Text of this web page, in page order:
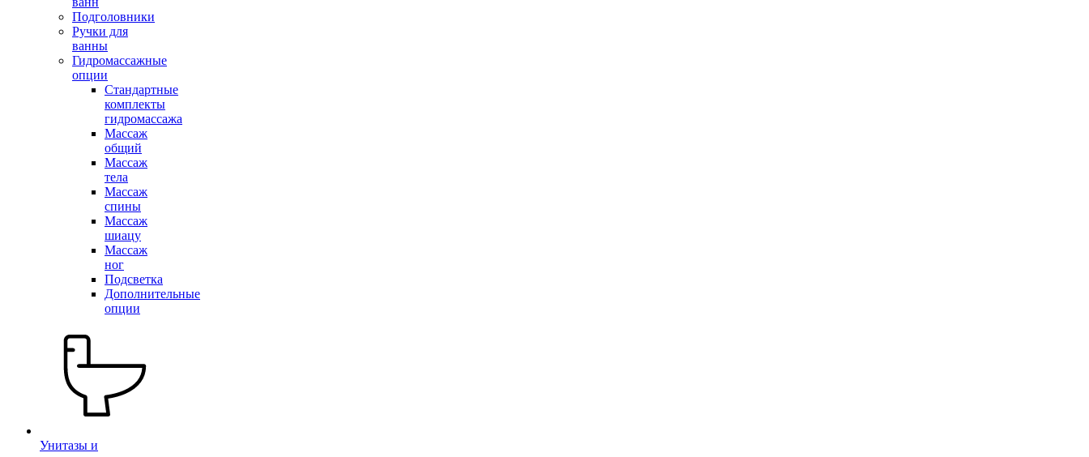
Подголовники
Ручки для
ванны
Гидромассажные
опции
Стандартные
комплекты
гидромассажа
Массаж
общий
Массаж
тела
Массаж
спины
Массаж
шиацу
Массаж
ног
Подсветка
Дополнительные
опции
Унитазы и